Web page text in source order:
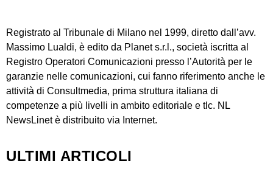
Registrato al Tribunale di Milano nel 1999, diretto dall’avv.
Massimo Lualdi, è edito da Planet s.r.l., società iscritta al
Registro Operatori Comunicazioni presso l’Autorità per le
garanzie nelle comunicazioni, cui fanno riferimento anche le
attività di Consultmedia, prima struttura italiana di
competenze a più livelli in ambito editoriale e tlc. NL
NewsLinet è distribuito via Internet.
ULTIMI ARTICOLI